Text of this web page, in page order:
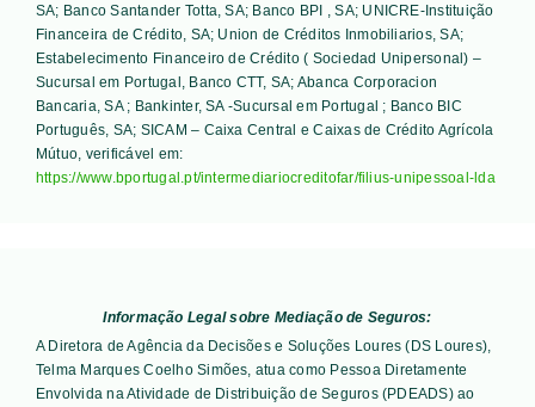
SA; Banco Santander Totta, SA; Banco BPI , SA; UNICRE-Instituição
Financeira de Crédito, SA; Union de Créditos Inmobiliarios, SA;
Estabelecimento Financeiro de Crédito ( Sociedad Unipersonal) –
Sucursal em Portugal, Banco CTT, SA; Abanca Corporacion
Bancaria, SA ; Bankinter, SA -Sucursal em Portugal ; Banco BIC
Português, SA; SICAM – Caixa Central e Caixas de Crédito Agrícola
Mútuo , verificável em:
https://www.bportugal.pt/intermediariocreditofar/filius-unipessoal-lda
Informação Legal sobre Mediação de Seguros:
A Diretora de Agência da Decisões e Soluções Loures (DS Loures),
Telma Marques Coelho Simões, atua como Pessoa Diretamente
Envolvida na Atividade de Distribuição de Seguros (PDEADS) ao